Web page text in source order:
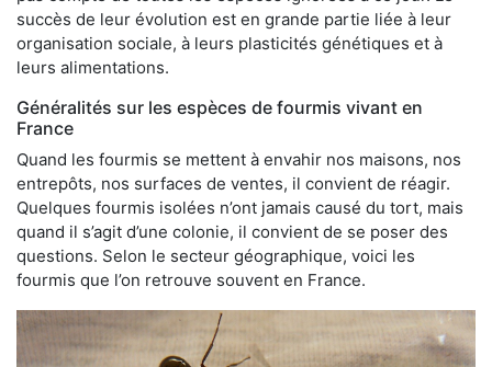
succès de leur évolution est en grande partie liée à leur
organisation sociale, à leurs plasticités génétiques et à
leurs alimentations.
Généralités sur les espèces de fourmis vivant en
France
Quand les fourmis se mettent à envahir nos maisons, nos
entrepôts, nos surfaces de ventes, il convient de réagir.
Quelques fourmis isolées n’ont jamais causé du tort, mais
quand il s’agit d’une colonie, il convient de se poser des
questions. Selon le secteur géographique, voici les
fourmis que l’on retrouve souvent en France.